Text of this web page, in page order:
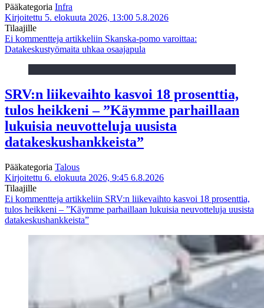
Pääkategoria Infra
Kirjoitettu 5. elokuuta 2026, 13:00 5.8.2026
Tilaajille
Ei kommentteja artikkeliin Skanska-pomo varoittaa:
Datakeskustyömaita uhkaa osaajapula
SRV:n liikevaihto kasvoi 18 prosenttia,
tulos heikkeni – ”Käymme parhaillaan
lukuisia neuvotteluja uusista
datakeskushankkeista”
Pääkategoria Talous
Kirjoitettu 6. elokuuta 2026, 9:45 6.8.2026
Tilaajille
Ei kommentteja artikkeliin SRV:n liikevaihto kasvoi 18 prosenttia,
tulos heikkeni – ”Käymme parhaillaan lukuisia neuvotteluja uusista
datakeskushankkeista”